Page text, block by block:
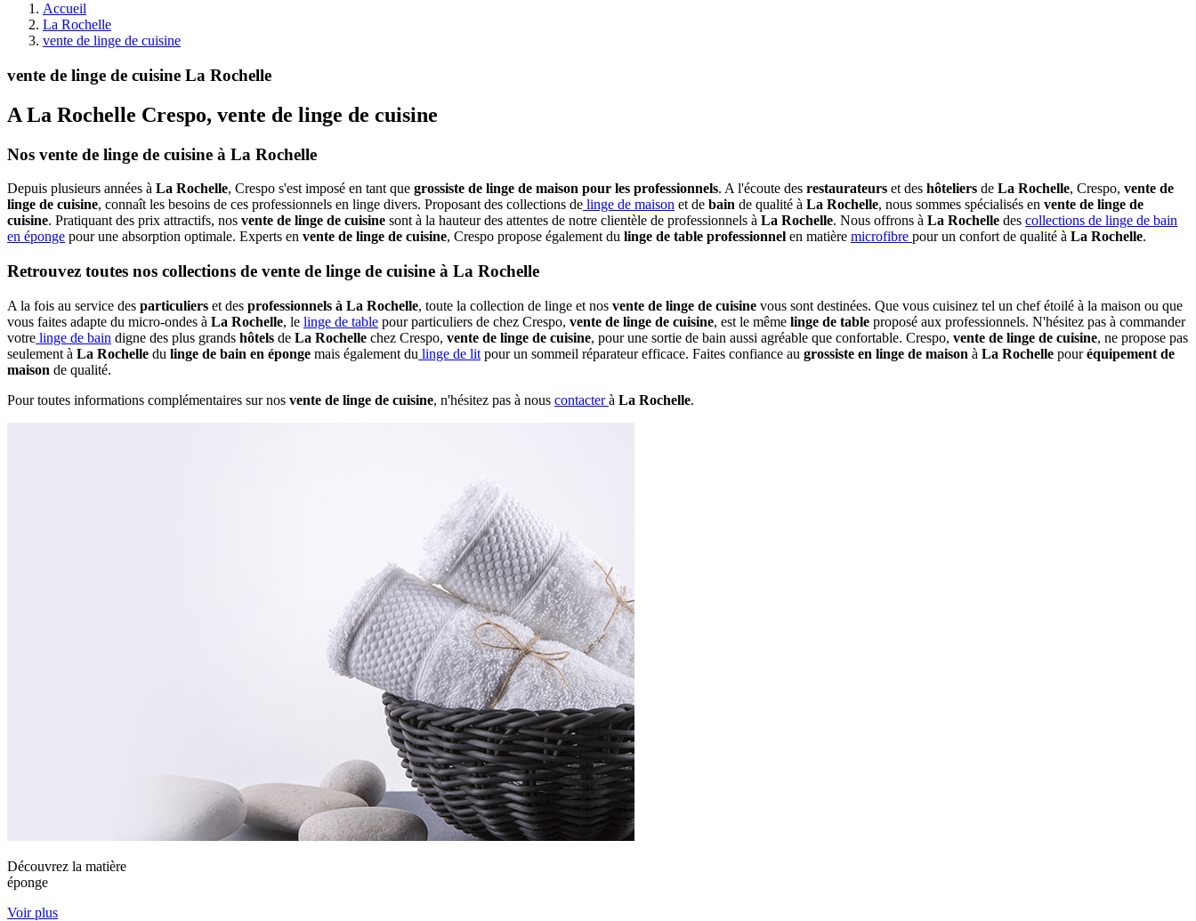
Accueil
La Rochelle
vente de linge de cuisine
vente de linge de cuisine La Rochelle
A La Rochelle Crespo, vente de linge de cuisine
Nos vente de linge de cuisine à La Rochelle
Depuis plusieurs années à La Rochelle, Crespo s'est imposé en tant que grossiste de linge de maison pour les professionnels. A l'écoute des restaurateurs et des hôteliers de La Rochelle, Crespo, vente de
linge de cuisine, connaît les besoins de ces professionnels en linge divers. Proposant des collections de linge de maison et de bain de qualité à La Rochelle, nous sommes spécialisés en vente de linge de
cuisine. Pratiquant des prix attractifs, nos vente de linge de cuisine sont à la hauteur des attentes de notre clientèle de professionnels à La Rochelle. Nous offrons à La Rochelle des collections de linge de bain
en éponge pour une absorption optimale. Experts en vente de linge de cuisine, Crespo propose également du linge de table professionnel en matière microfibre pour un confort de qualité à La Rochelle.
Retrouvez toutes nos collections de vente de linge de cuisine à La Rochelle
A la fois au service des particuliers et des professionnels à La Rochelle, toute la collection de linge et nos vente de linge de cuisine vous sont destinées. Que vous cuisinez tel un chef étoilé à la maison ou que
vous faites adapte du micro-ondes à La Rochelle, le linge de table pour particuliers de chez Crespo, vente de linge de cuisine, est le même linge de table proposé aux professionnels. N'hésitez pas à commander
votre linge de bain digne des plus grands hôtels de La Rochelle chez Crespo, vente de linge de cuisine, pour une sortie de bain aussi agréable que confortable. Crespo, vente de linge de cuisine, ne propose pas
seulement à La Rochelle du linge de bain en éponge mais également du linge de lit pour un sommeil réparateur efficace. Faites confiance au grossiste en linge de maison à La Rochelle pouréquipement de
maison de qualité.
Pour toutes informations complémentaires sur nos vente de linge de cuisine, n'hésitez pas à nous contacterà La Rochelle.
Découvrez la matière
éponge
Voir plus